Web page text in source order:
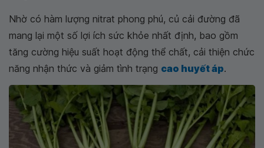
Nhờ có hàm lượng nitrat phong phú, củ cải đường đã
mang lại một số lợi ích sức khỏe nhất định, bao gồm
tăng cường hiệu suất hoạt động thể chất, cải thiện chức
năng nhận thức và giảm tình trạng cao huyết áp.